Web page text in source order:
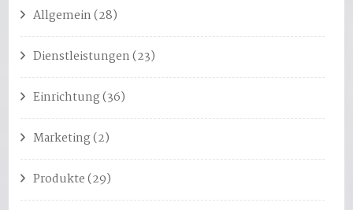
Allgemein(28)
Dienstleistungen(23)
Einrichtung(36)
Marketing(2)
Produkte(29)